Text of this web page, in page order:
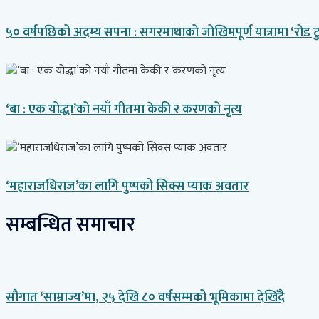
५० वर्षपछिको अदम्य सपना : सगरमाथाको जोखिमपूर्ण यात्रामा ‘रोड
‘बा : एक योद्धा’को नयाँ गीतमा केकी र करणको नृत्य
‘महाराजधिराज’का लागि पुष्पको सिक्स प्याक अवतार
सम्बन्धित समाचार
सौगात ‘साम्राज्य’मा, २५ देखि ८० वर्षसम्मको भूमिकामा देखिँदै